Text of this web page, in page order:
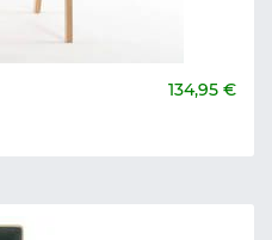
134,95 €